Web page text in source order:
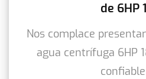
de 6HP
Nos complace
agua centrífuga 6HP